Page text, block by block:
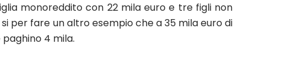
monoreddito con 22 mila euro e tre figli non
per fare un altro esempio che a 35 mila euro di
4 mila.